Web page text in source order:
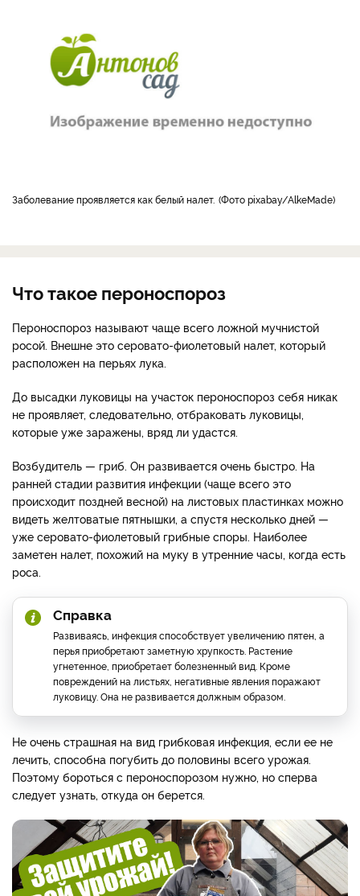
Заболевание проявляется как белый налет. Фото pixabay/AlkeMade
Что такое пероноспороз
Пероноспороз называют чаще всего ложной мучнистой
росой. Внешне это серовато-фиолетовый налет, который
расположен на перьях лука.
До высадки луковицы на участок пероноспороз себя никак
не проявляет, следовательно, отбраковать луковицы,
которые уже заражены, вряд ли удастся.
Возбудитель — гриб. Он развивается очень быстро. На
ранней стадии развития инфекции (чаще всего это
происходит поздней весной) на листовых пластинках можно
видеть желтоватые пятнышки, а спустя несколько дней —
уже серовато-фиолетовый грибные споры. Наиболее
заметен налет, похожий на муку в утренние часы, когда есть
роса.
Справка
Развиваясь, инфекция способствует увеличению пятен, а
перья приобретают заметную хрупкость. Растение
угнетенное, приобретает болезненный вид. Кроме
повреждений на листьях, негативные явления поражают
луковицу. Она не развивается должным образом.
Не очень страшная на вид грибковая инфекция, если ее не
лечить, способна погубить до половины всего урожая.
Поэтому бороться с пероноспорозом нужно, но сперва
следует узнать, откуда он берется.